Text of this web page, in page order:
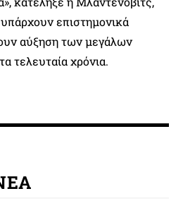
επιστημονικά
αύξηση των μεγάλων
τελευταία χρόνια.